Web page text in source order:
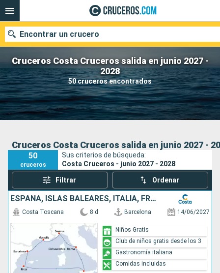
Cruceros Costa Cruceros salida en junio 2027 -
2028
50 cruceros encontrados
Encontrar un crucero
Nuestros destinos
Fecha de salida
Buscar
Cruceros Costa Cruceros salida en junio 2027 -
50
cruceros
Sus criterios de búsqueda:
Costa Cruceros - junio 2027 - 2028
Filtrar Ordenar
ESPAÑA, ISLAS BALEARES, ITALIA, FRANCIA
Costa Toscana 8 d Barcelona 14/06/2027
Niños Gratis
Club de niños gratis desde los 3
Gastronomía italiana
Comidas incluidas